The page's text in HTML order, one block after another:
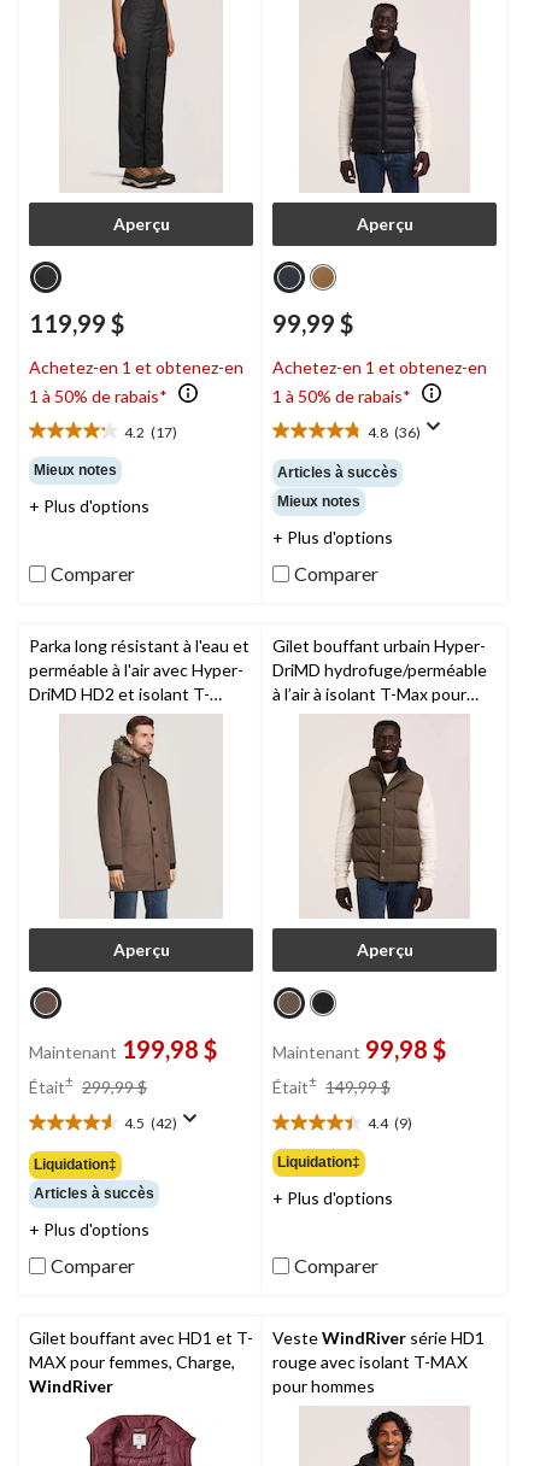
femmes, Charge,
WindRiver
Aperçu
119,99 $
Achetez-en 1 et obtenez-en
1 à 50% de rabais*
4.2 (17)
4.2
étoile(s)
sur
5.
Mieux notes
+ Plus d'options
Comparer
Aperçu
99,99 $
Achetez-en 1 et obtenez-en
1 à 50% de rabais*
4.8 (36)
4.8
étoile(s)
sur
5.
36
Articles à succès
Mieux notes
+ Plus d'options
Comparer
Parka long résistant à l'eau et
perméable à l'air avec Hyper-
DriMD HD2 et isolant T-
MaxMD pour hommes,
WindRiver
Aperçu
Maintenant 199,98 $
Était± 299,99 $
299,99 $
4.5 (42)
4.5
étoile(s)
sur
5.
42
Liquidation‡
Articles à succès
+ Plus d'options
Comparer
Gilet bouffant urbain Hyper-
DriMD hydrofuge/perméable
à l’air à isolant T-Max pour
hommes,Denver Hayes
Aperçu
Maintenant 99,98 $
Était± 149,99 $
149,99 $
4.4 (9)
4.4
étoile(s)
sur
5.
Liquidation‡
+ Plus d'options
Comparer
Gilet bouffant avec HD1 et T-
MAX pour femmes, Charge,
WindRiver
VesteWindRiver série HD1
rouge avec isolant T-MAX
pour hommes